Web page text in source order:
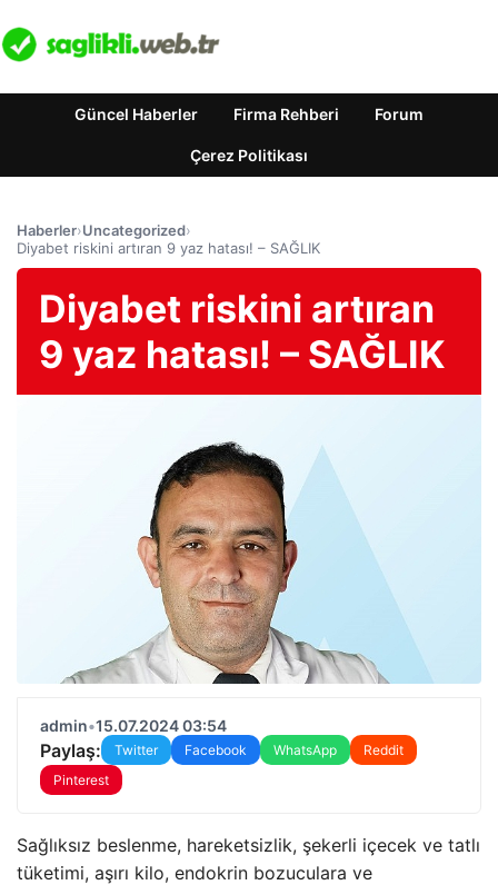
Güncel Haberler Firma Rehberi Forum
Çerez Politikası
Haberler›Uncategorized›
Diyabet riskini artıran 9 yaz hatası! – SAĞLIK
Diyabet riskini artıran
9 yaz hatası! – SAĞLIK
admin•15.07.2024 03:54
Paylaş: Twitter Facebook WhatsApp
Reddit
Pinterest
Sağlıksız beslenme, hareketsizlik, şekerli içecek ve tatlı
tüketimi, aşırı kilo, endokrin bozuculara ve